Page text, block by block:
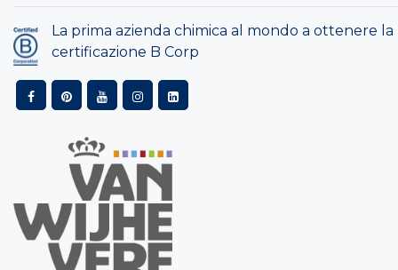
La prima azienda chimica al mondo a ottenere la
certificazione B Corp